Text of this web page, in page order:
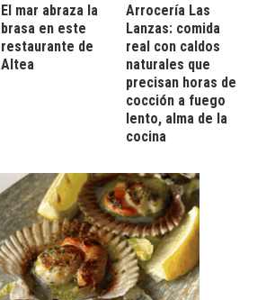
El mar abraza la
brasa en este
restaurante de
Altea
Arrocería Las
Lanzas: comida
real con caldos
naturales que
precisan horas de
cocción a fuego
lento, alma de la
cocina